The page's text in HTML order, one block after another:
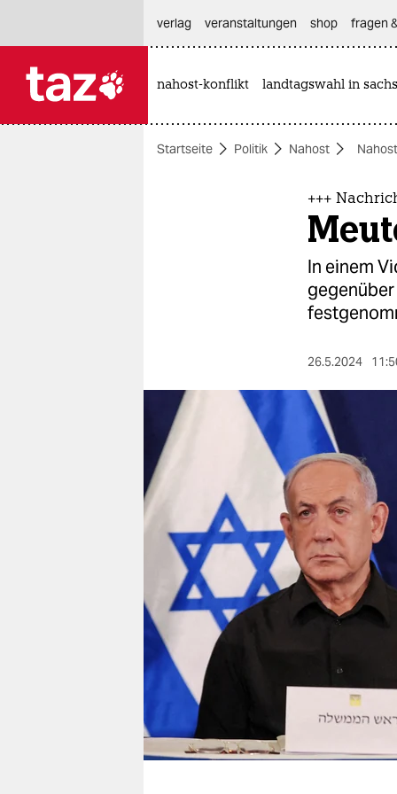
themen
berlin
nord
wahrheit
verlag
veranstaltungen
shop
fragen & hilfe
unterstützen
abo
genossenschaft
verlag
veranstaltungen shop fragen
nahost-konflikt landtagswahl in
Startseite Politik Nahost
+++
In einem
26.5.2024